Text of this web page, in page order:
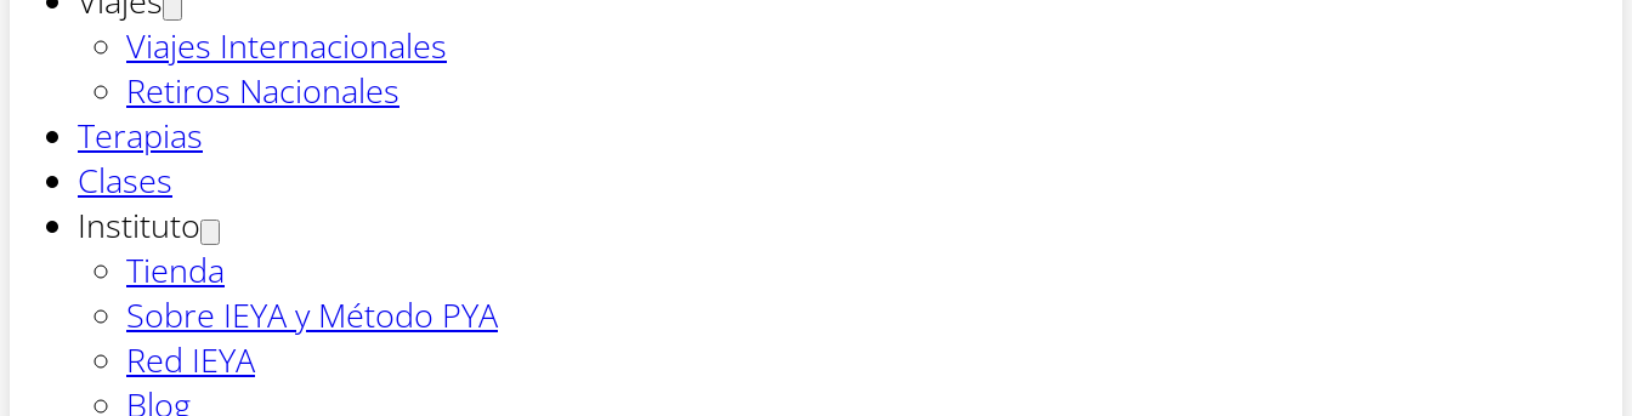
Viajes Internacionales
Retiros Nacionales
Terapias
Clases
Instituto
Tienda
Sobre IEYA y Método PYA
Red IEYA
Blog